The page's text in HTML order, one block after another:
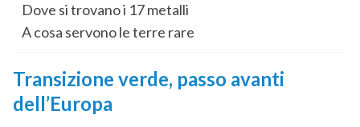
Dove si trovano i 17 metalli
A cosa servono le terre rare
Transizione verde, passo avanti
dell’Europa